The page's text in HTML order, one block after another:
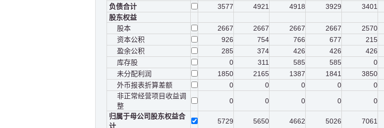
负债合计
3577 4921 4918 3929 3401
股东权益
股本
2667 2667 2667 2667 2570
资本公积
926 754 766 677 215
盈余公积
285 374 426 426 426
库存股
0 311 585 585 0
未分配利润
1850 2165 1387 1841 3850
外币报表折算差额
0 0 0 0 0
非正常经营项目收益调
整
0 0 0 0 0
归属于母公司股东权益合
计
5729 5650 4662 5026 7061